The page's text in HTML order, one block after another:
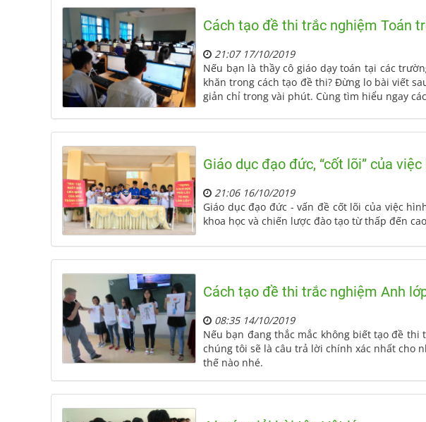
Cách tạo đề thi trắc nghiệm Toán
21:07 17/10/2019
Nếu bạn là thầy cô giáo dạy toán tại các
khăn trong cách tạo đề thi? Đừng lo bài viết
giản chỉ trong vài phút. Cùng tìm hiểu ngay
Giáo dục đạo đức, “cốt lõi” của
21:06 16/10/2019
Giáo dục đạo đức - vấn đề cốt lõi của việc
khoa học và chiến lược đào tạo từ thấp đến
Cách tạo đề thi trắc nghiệm Anh
08:35 14/10/2019
Nếu bạn đang thắc mắc không biết tạo đề
chúng tôi sẽ là câu trả lời chính xác nhất cho
thế nào nhé.